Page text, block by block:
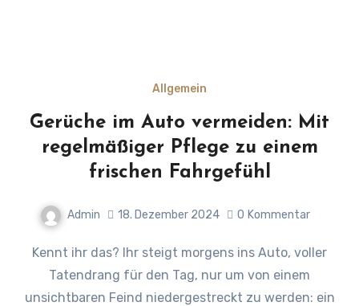
Allgemein
Gerüche im Auto vermeiden: Mit
regelmäßiger Pflege zu einem
frischen Fahrgefühl
Admin 18. Dezember 2024 0 Kommentar
Kennt ihr das? Ihr steigt morgens ins Auto, voller
Tatendrang für den Tag, nur um von einem
unsichtbaren Feind niedergestreckt zu werden: ein